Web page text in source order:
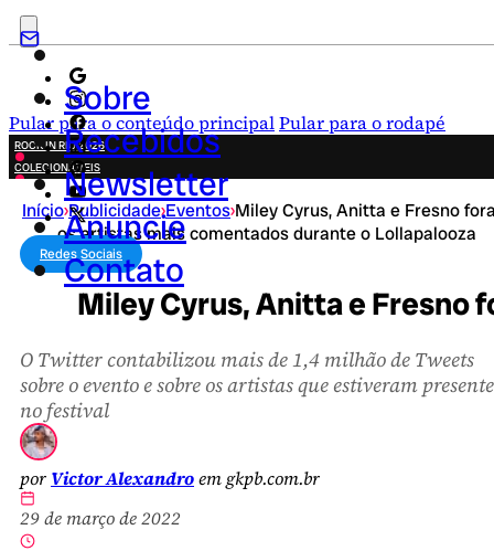
Pular para o conteúdo principalPular para o rodapé
Sobre
Recebidos
Newsletter
Anuncie
Contato
ROCK IN RIO 2026
COLECIONÁVEIS
FESTA JUNINA
NOVIDADES
CAMPANHAS CRIATIVAS
Início›Publicidade›Eventos›Miley Cyrus, Anitta e Fresno
os artistas mais comentados durante o Lollapalooza
Redes Sociais
Miley Cyrus, Anitta e Fresno
O Twitter contabilizou mais de 1,4 milhão de Tweets
sobre o evento e sobre os artistas que estiveram
no festival
por Victor Alexandroem gkpb.com.br
29 de março de 2022